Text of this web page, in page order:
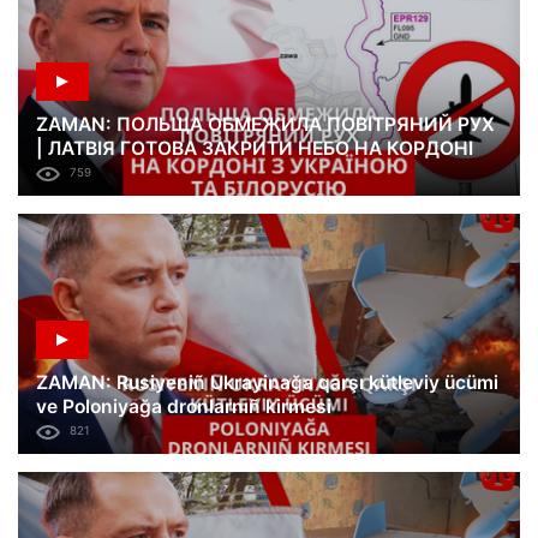
ZAMAN: ПОЛЬЩА ОБМЕЖИЛА ПОВІТРЯНИЙ РУХ
| ЛАТВІЯ ГОТОВА ЗАКРИТИ НЕБО НА КОРДОНІ
759
ZAMAN: Rusiyeniñ Ukrayinağa qarşı kütleviy ücümi
ve Poloniyağa dronlarnıñ kirmesi
821